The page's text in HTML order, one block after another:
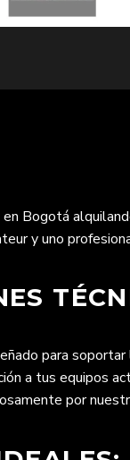
en Bogotá
y uno
para
a tus equipos
por